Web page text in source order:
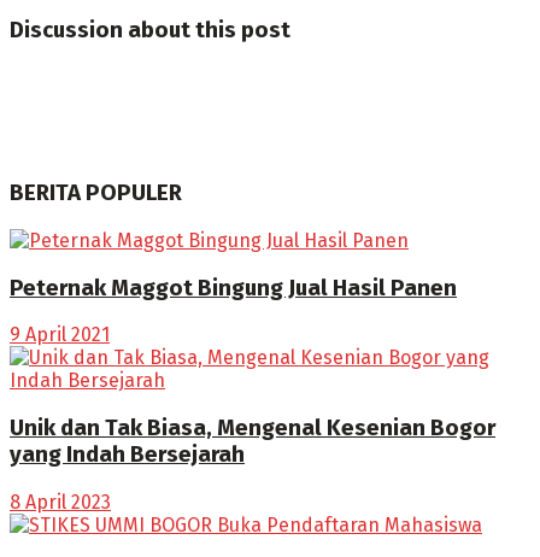
Discussion about this post
BERITA POPULER
Peternak Maggot Bingung Jual Hasil Panen
9 April 2021
Unik dan Tak Biasa, Mengenal Kesenian Bogor
yang Indah Bersejarah
8 April 2023